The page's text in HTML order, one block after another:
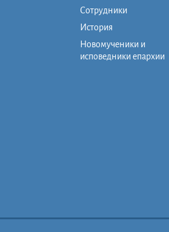
Сотрудники
История
Новомученики и
исповедники епархии